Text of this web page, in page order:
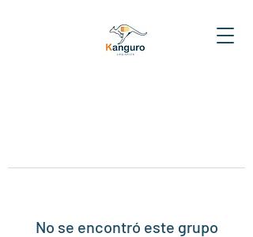
No se encontró este grupo